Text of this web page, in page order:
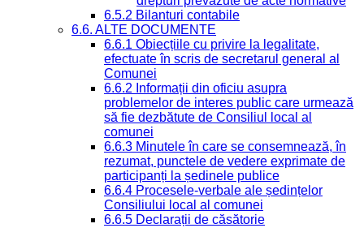
6.5.2 Bilanturi contabile
6.6. ALTE DOCUMENTE
6.6.1 Obiecțiile cu privire la legalitate,
efectuate în scris de secretarul general al
Comunei
6.6.2 Informații din oficiu asupra
problemelor de interes public care urmează
să fie dezbătute de Consiliul local al
comunei
6.6.3 Minutele în care se consemnează, în
rezumat, punctele de vedere exprimate de
participanți la ședinele publice
6.6.4 Procesele-verbale ale ședințelor
Consiliului local al comunei
6.6.5 Declarații de căsătorie